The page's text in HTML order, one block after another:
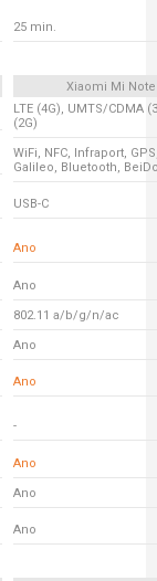
25 min.
Xiaomi Mi Note
LTE (4G), UMTS/CDMA
(2G)
WiFi, NFC, Infraport,
Galileo, Bluetooth,
USB-C
Ano
Ano
802.11 a/b/g/n/ac
Ano
Ano
-
Ano
Ano
Ano